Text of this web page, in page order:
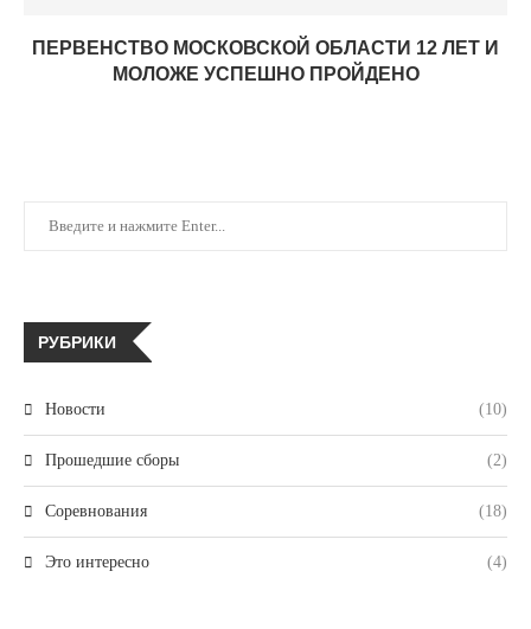
ПЕРВЕНСТВО МОСКОВСКОЙ ОБЛАСТИ 12 ЛЕТ И
МОЛОЖЕ УСПЕШНО ПРОЙДЕНО
РУБРИКИ
Новости (10)
Прошедшие сборы (2)
Соревнования (18)
Это интересно (4)